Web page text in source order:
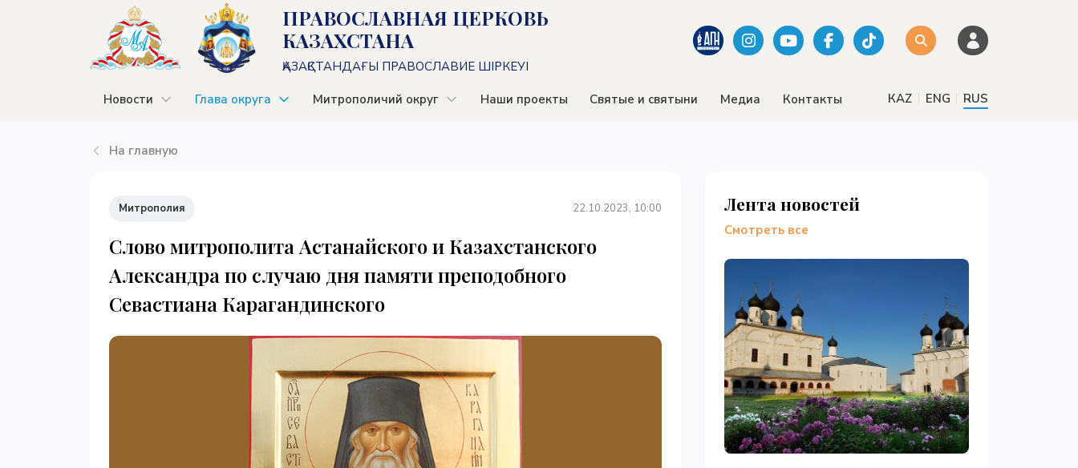
ПРАВОСЛАВНАЯ ЦЕРКОВЬ
КАЗАХСТАНА
ҚАЗАҚСТАНДАҒЫ ПРАВОСЛАВИЕ ШІРКЕУІ
Новости Глава округа Митрополичий округ Наши проекты Святые и святыни Медиа Контакты КАZ | ENG | RUS
На главную
Митрополия 22.10.2023, 10:00
Слово митрополита Астанайского и Казахстанского
Александра по случаю дня памяти преподобного
Севастиана Карагандинского
Лента новостей
Смотреть все